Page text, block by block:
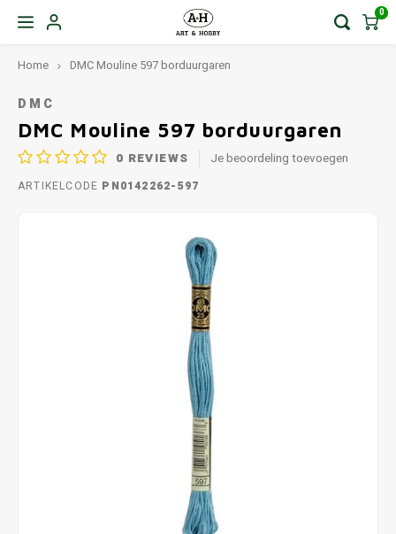
0
Home DMC Mouline 597 borduurgaren
DMC
DMC Mouline 597 borduurgaren
0 REVIEWS Je beoordeling toevoegen
ARTIKELCODE PN0142262-597